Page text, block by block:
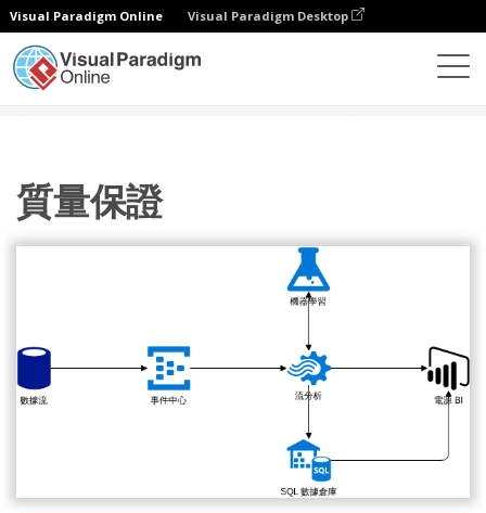
Visual Paradigm Online Visual Paradigm Desktop
質量保證